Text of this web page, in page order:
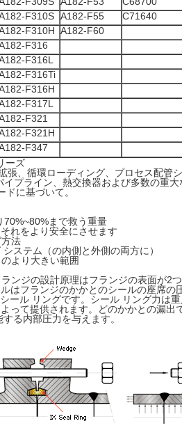
F310S A182-F55 C71640
F310H A182-F60
F316
F316L
F316Ti
F316H
F317L
F321
F321H
F347
ーズ
張、循環ローディング、プロセス配管
イプライン、熱交換器および多数の重
ドに基づいて。
70%~80%まで救う重量
れをより安全にさせます
法
ステム（の内側と外側の両方に）
より大きい範囲
ンジの設計原理はフランジの表面が2
はフランジのかかとのシールの座席の
ール リングです。シール リング力は
って提供されます。どのかかとの漏出
る内部圧力を与えます。